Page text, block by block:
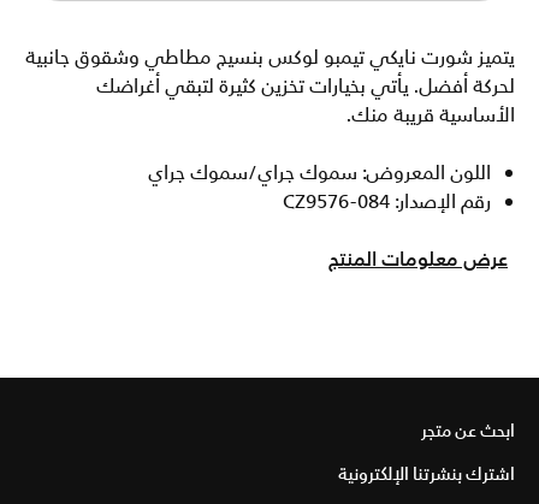
يتميز شورت نايكي تيمبو لوكس بنسيج مطاطي وشقوق جانبية
لحركة أفضل. يأتي بخيارات تخزين كثيرة لتبقي أغراضك
الأساسية قريبة منك.
اللون المعروض: سموك جراي/سموك جراي
رقم الإصدار: CZ9576-084
عرض معلومات المنتج
ابحث عن متجر
اشترك بنشرتنا الإلكترونية